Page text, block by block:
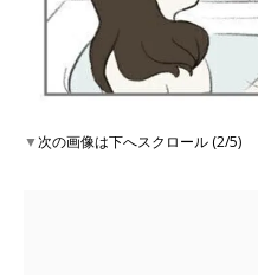
▼次の画像は下へスクロール (2/5)